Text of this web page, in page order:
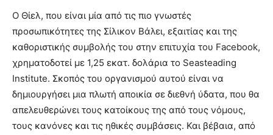
Ο Θίελ, που είναι μία από τις πιο γνωστές
προσωπικότητες της Σίλικον Βάλει, εξαιτίας και της
καθοριστικής συμβολής του στην επιτυχία του Facebook,
χρηματοδοτεί με 1,25 εκατ. δολάρια το Seasteading
Institute. Σκοπός του οργανισμού αυτού είναι να
δημιουργήσει μια πλωτή αποικία σε διεθνή ύδατα, που θα
απελευθερώνει τους κατοίκους της από τους νόμους,
τους κανόνες και τις ηθικές συμβάσεις. Και βέβαια, από